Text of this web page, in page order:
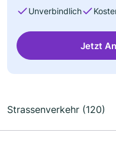
Unverbindlich
Jetzt
Strassenverkehr (120)